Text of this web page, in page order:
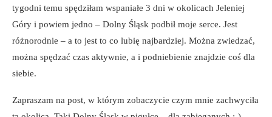
tygodni temu spędziłam wspaniałe 3 dni w okolicach Jeleniej
Góry i powiem jedno – Dolny Śląsk podbił moje serce. Jest
różnorodnie – a to jest to co lubię najbardziej. Można zwiedzać,
można spędzać czas aktywnie, a i podniebienie znajdzie coś dla
siebie.
Zapraszam na post, w którym zobaczycie czym mnie zachwyciła